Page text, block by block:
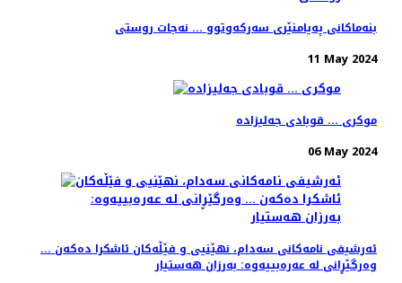
بنەماكانی پەیامنێری سەركەوتوو ... نەجات روستی
11 May 2024
موکری ... قوبادی جەلیزادە
06 May 2024
ئەرشیفی نامەکانی سەدام، نهێنیی و فێڵەکان ئاشکرا دەکەن ...
وەرگێڕانی لە عەرەبییەوە: بەرزان هەستیار